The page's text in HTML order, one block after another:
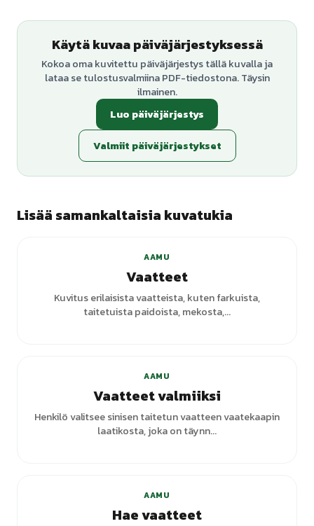
Käytä kuvaa päiväjärjestyksessä
Kokoa oma kuvitettu päiväjärjestys tällä kuvalla ja
lataa se tulostusvalmiina PDF-tiedostona. Täysin
ilmainen.
Luo päiväjärjestys
Valmiit päiväjärjestykset
Lisää samankaltaisia kuvatukia
+5
AAMU
Vaatteet
Kuvitus erilaisista vaatteista, kuten farkuista,
taitetuista paidoista, mekosta,...
AAMU
Vaatteet valmiiksi
Henkilö valitsee sinisen taitetun vaatteen vaatekaapin
laatikosta, joka on täynn...
AAMU
Hae vaatteet